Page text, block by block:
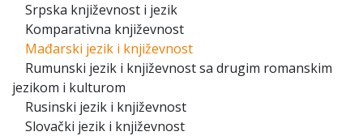
Srpska književnost i jezik
Komparativna književnost
Mađarski jezik i književnost
Rumunski jezik i književnost sa drugim romanskim
jezikom i kulturom
Rusinski jezik i književnost
Slovački jezik i književnost